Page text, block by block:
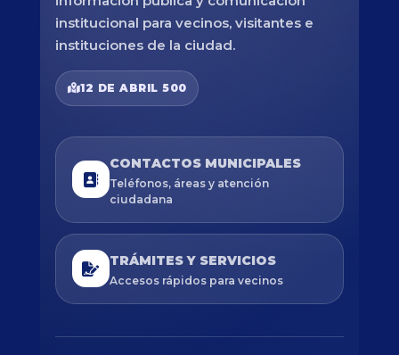
institucional para vecinos, visitantes e
instituciones de la ciudad.
12 DE ABRIL 500
CONTACTOS MUNICIPALES
Teléfonos, áreas y atención
ciudadana
TRÁMITES Y SERVICIOS
Accesos rápidos para vecinos